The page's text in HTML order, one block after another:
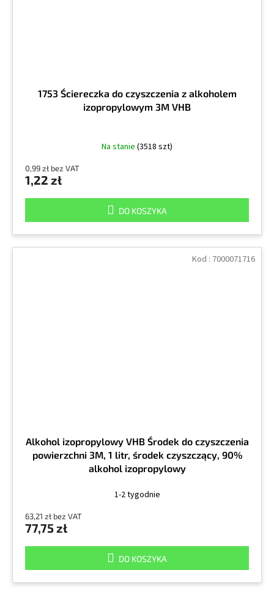
1753 Ściereczka do czyszczenia z alkoholem
izopropylowym 3M VHB
Na stanie (3518 szt)
0,99 zł bez VAT
1,22 zł
DO KOSZYKA
Alkohol izopropylowy VHB Środek do czyszczenia
powierzchni 3M, 1 litr, środek czyszczący, 90%
alkohol izopropylowy
1-2 tygodnie
63,21 zł bez VAT
77,75 zł
DO KOSZYKA
Kod : 7000071716